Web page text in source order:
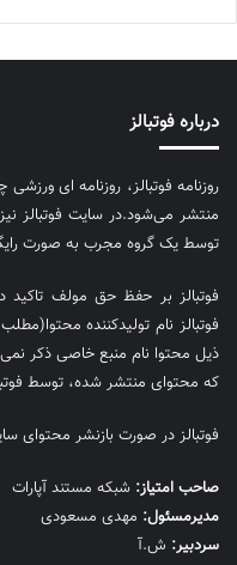
درباره فوتبالز
منتشر می‌شود.در سایت فوتبالز
توسط یک گروه مجرب به صورت
فوتبالز بر حفظ حق مولف
فوتبالز نام تولیدکننده
که محتوای منتشر شده، توسط
فوتبالز در صورت بازنشر محتوای
صاحب امتیاز: شبکه مستند آپارات
مديرمسئول: مهدی مسعودی
سردبیر: ش.آ